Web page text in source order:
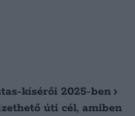
kísérői 2025-ben
úti cél, amiben